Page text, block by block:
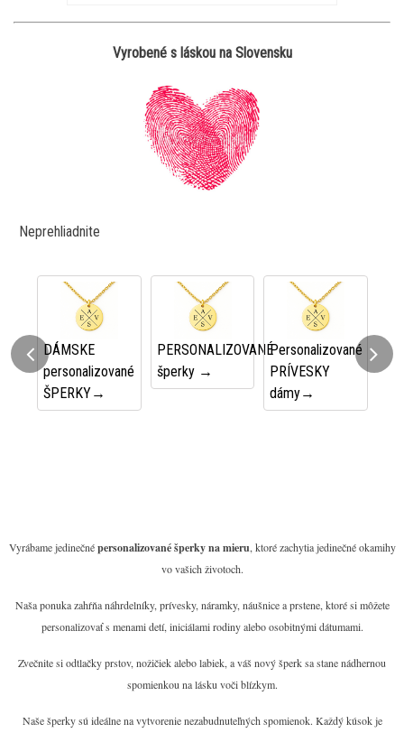
Vyrobené s láskou na Slovensku
Neprehliadnite
DÁMSKE
personalizované
ŠPERKY→
PERSONALIZOVANÉ
šperky →
Personalizované
PRÍVESKY
dámy→
Vyrábame jedinečnépersonalizované šperky na mieru, ktoré zachytia jedinečné okamihy
vo vašich životoch.
Naša ponuka zahŕňa náhrdelníky, prívesky, náramky, náušnice a prstene, ktoré si môžete
personalizovať s menami detí, iniciálami rodiny alebo osobitnými dátumami.
Zvečnite si odtlačky prstov, nožičiek alebo labiek, a váš nový šperk sa stane nádhernou
spomienkou na lásku voči blízkym.
Naše šperky sú ideálne na vytvorenie nezabudnuteľných spomienok. Každý kúsok je